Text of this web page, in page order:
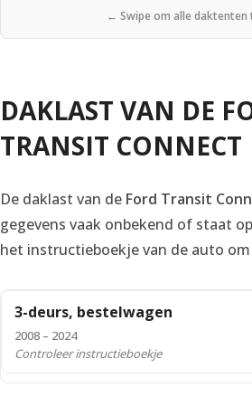
← Swipe om alle
DAKLAST VAN DE
TRANSIT CONNECT
De daklast van de Ford Transit
gegevens vaak onbekend of staat
het instructieboekje van de auto
3-deurs, bestelwagen
2008 – 2024
Controleer instructieboekje